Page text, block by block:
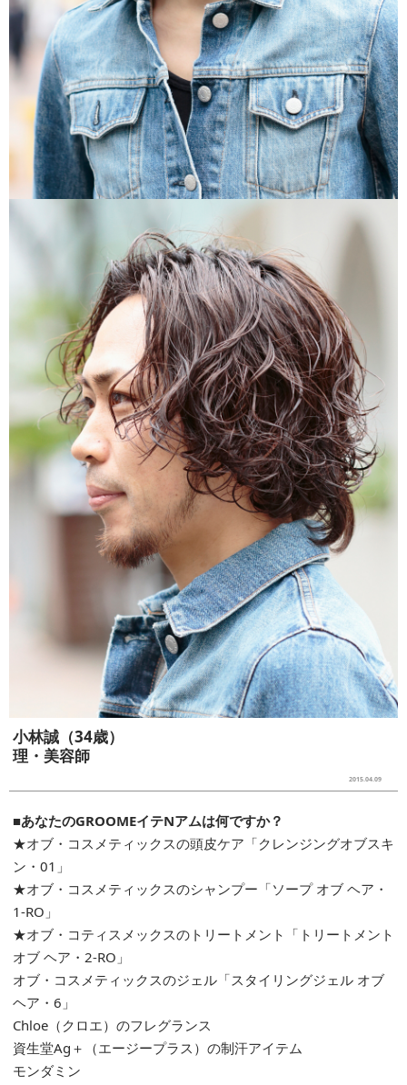
小林誠（34歳）
理・美容師
2015.04.09
■あなたのGROOMEイテNアムは何ですか？
★オブ・コスメティックスの頭皮ケア「クレンジングオブスキ
ン・01」
★オブ・コスメティックスのシャンプー「ソープ オブ ヘア・
1-RO」
★オブ・コティスメックスのトリートメント「トリートメント
オブ ヘア・2-RO」
オブ・コスメティックスのジェル「スタイリングジェル オブ
ヘア・6」
Chloe（クロエ）のフレグランス
資生堂Ag＋（エージープラス）の制汗アイテム
モンダミン